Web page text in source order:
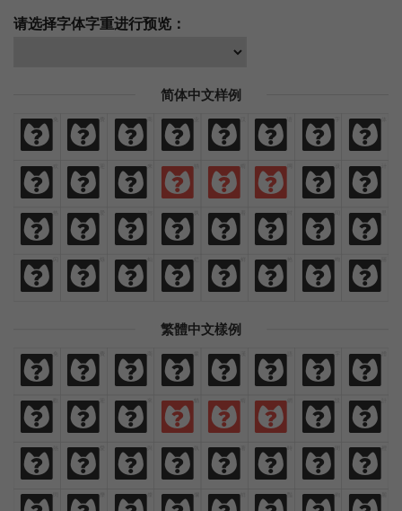
请选择字体字重进行预览：
简体中文样例
免 费 商
商 业
业 汉 语 字
字 体
体
欢 迎 来
来 猫
猫 啃 网 设
设 计
计
热 爱 与
与 执
执 着 时 间
间 里
里
闪 烁 灿
灿 烂
烂 鲜 艳 绚
绚 丽
丽
繁體中文樣例
免 費 商
商 業
業 漢 語 字
字 體
體
歡 迎 來
來 貓
貓 啃 網
網 設
設 計
計
熱 愛 與
與 執
執 著 時 間
間 裡
裡
燦 爛 絢 麗